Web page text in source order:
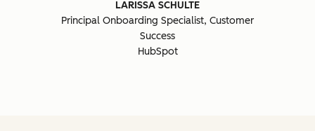
LARISSA SCHULTE
Principal Onboarding Specialist, Customer
Success
HubSpot